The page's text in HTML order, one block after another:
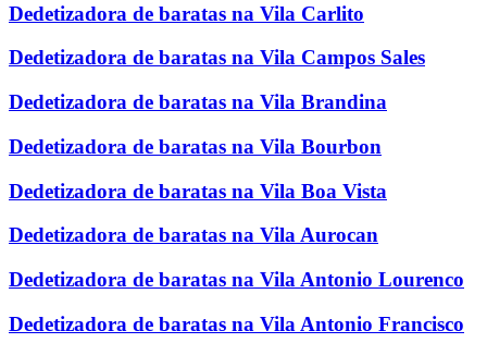
Dedetizadora de baratas na Vila Carlito
Dedetizadora de baratas na Vila Campos Sales
Dedetizadora de baratas na Vila Brandina
Dedetizadora de baratas na Vila Bourbon
Dedetizadora de baratas na Vila Boa Vista
Dedetizadora de baratas na Vila Aurocan
Dedetizadora de baratas na Vila Antonio Lourenco
Dedetizadora de baratas na Vila Antonio Francisco